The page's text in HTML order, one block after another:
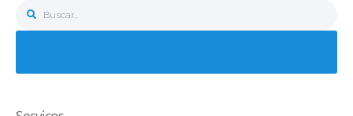
Buscar...